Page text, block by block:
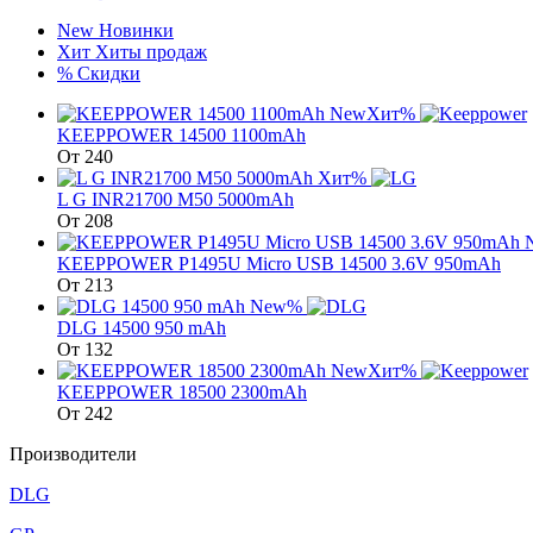
New Новинки
Хит Хиты продаж
% Скидки
NewХит%
KEEPPOWER 14500 1100mAh
От 240
Хит%
L G INR21700 М50 5000mAh
От 208
KEEPPOWER P1495U Micro USB 14500 3.6V 950mAh
От 213
New%
DLG 14500 950 mAh
От 132
NewХит%
KEEPPOWER 18500 2300mAh
От 242
Производители
DLG